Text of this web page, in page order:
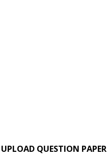
UPLOAD QUESTION